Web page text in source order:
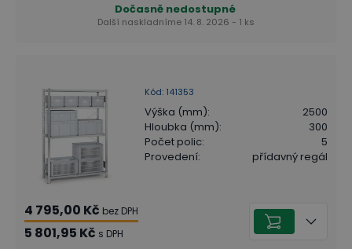
Dočasně nedostupné
Další naskladníme 14. 8. 2026 - 1 ks
Kód: 141353
Výška (mm):
2500
Hloubka (mm):
300
Počet polic:
5
Provedení: přídavný regál
4 795,00 Kč bez DPH
5 801,95 Kč s DPH